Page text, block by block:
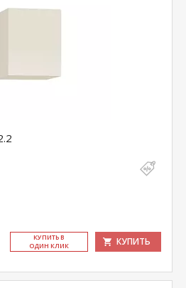
КУ­ПИТЬ В
ОДИН КЛИК
КУПИТЬ